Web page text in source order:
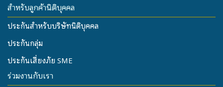
สำหรับลูกค้านิติบุคคล
ประกันสำหรับบริษัทนิติบุคคล
ประกันกลุ่ม
ประกันเสี่ยงภัย SME
ร่วมงานกับเรา